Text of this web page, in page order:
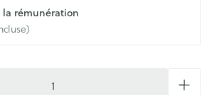
rémunération